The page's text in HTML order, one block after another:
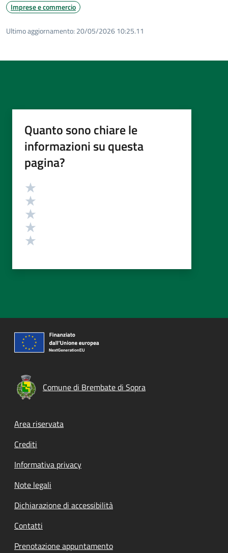
Imprese e commercio
Ultimo aggiornamento: 20/05/2026 10:25.11
Quanto sono chiare le
informazioni su questa
pagina?
Valutazione
Comune di Brembate di Sopra
Footer menu
Area riservata
Crediti
Informativa privacy
Note legali
Dichiarazione di accessibilità
Contatti
Prenotazione appuntamento